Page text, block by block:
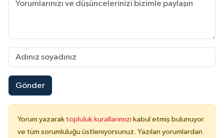
Gönder
Yorum yazarak topluluk kurallarımızı kabul etmiş bulunuyor
ve tüm sorumluluğu üstleniyorsunuz. Yazılan yorumlardan